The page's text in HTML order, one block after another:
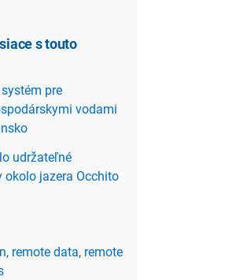
s touto
systém pre
vodami
udržateľné
okolo jazera Occhito
, remote data, remote